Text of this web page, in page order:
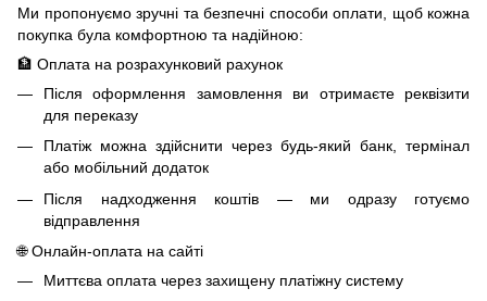
Ми пропонуємо зручні та безпечні способи оплати, щоб кожна
покупка була комфортною та надійною:
🏦 Оплата на розрахунковий рахунок
Після оформлення замовлення ви отримаєте реквізити
для переказу
Платіж можна здійснити через будь-який банк, термінал
або мобільний додаток
Після надходження коштів — ми одразу готуємо
відправлення
🌐 Онлайн-оплата на сайті
Миттєва оплата через захищену платіжну систему